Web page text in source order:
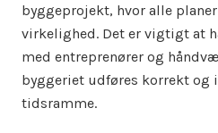
byggeprojekt, hvor alle
virkelighed. Det er vigtigt at
med entreprenører og
byggeriet udføres korrekt og
tidsramme.